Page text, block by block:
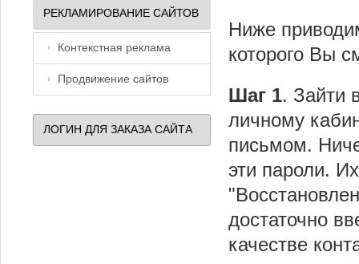
РЕКЛАМИРОВАНИЕ САЙТОВ
Контекстная реклама
Продвижение сайтов
ЛОГИН ДЛЯ ЗАКАЗА САЙТА
Ниже
которого Вы
Шаг 1. Зайти
личному
письмом.
эти пароли.
достаточно
качестве